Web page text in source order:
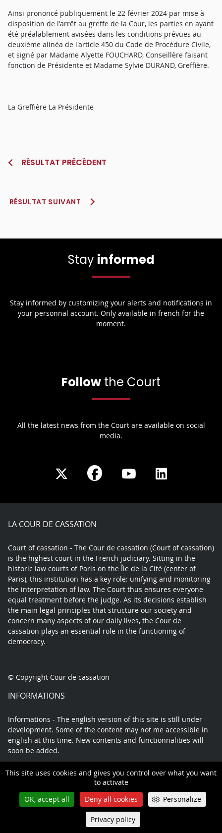
This site uses cookies and gives you control over what you want
to activate
OK, accept all
Deny all cookies Personalize
Privacy policy
Ainsi prononcé publiquement le 22 février 2024 par mise à
disposition de l'arrêt au greffe de la Cour, les parties en ayant
été préalablement avisées dans les conditions prévues au
deuxième alinéa de l'article 450 du Code de Procédure Civile,
et signé par Madame Alyette FOUCHARD, Conseillère faisant
fonction de Présidente et Madame Sylvie DURAND, Greffière.
La Greffière La Présidente
RÉSULTAT PRÉCÉDENT
RÉSULTAT SUIVANT
Stay informed
Stay informed by customizing your alerts and notifications in
your personnal account. Only available in french for the
moment.
Follow the Court
All the latest news from the Court are available on social
media.
Share
X
Share
Facebook
Share
YoutubeLinkedIn
LA COUR DE CASSATION
Court of cassation - The Cour de cassation (Court of cassation)
is the highest court in the French judiciary. Sitting in the
historic law courts of Paris on the Île de la Cité (center of
Paris), this institution has a key role: unifying and monitoring
the interpretation of law. The Court thus ensures everyone
equal treatment before the judge. As its decisions establish
the main legal principles that structure our society and
concern many aspects of our daily lives, the Cour de
cassation plays an essential role in the functioning of
democracy.
© Copyright Cour de cassation
INFORMATIONS
Informations - The english version of this site is still under
development. Some of the content may not me accessible in
english at this time. New contents and functionnalities will
soon be added.
Contact Legal Notice Privacy policy Sitemap